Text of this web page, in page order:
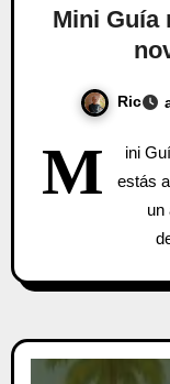
Mini Guía
Ric
M
ini
estás
un